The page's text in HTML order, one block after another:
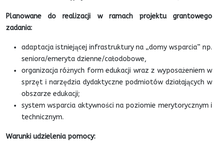
Planowane do realizacji w ramach projektu grantowego
zadania:
adaptacja istniejącej infrastruktury na „domy wsparcia” np.
seniora/emeryta dzienne/całodobowe,
organizacja różnych form edukacji wraz z wyposażeniem w
sprzęt i narzędzia dydaktyczne podmiotów działających w
obszarze edukacji;
system wsparcia aktywności na poziomie merytorycznym i
technicznym.
Warunki udzielenia pomocy: